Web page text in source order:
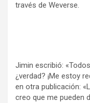
través de Weverse.
Jimin escribió:
¿verdad? ¡Me estoy
en otra publicación:
creo que me pueden